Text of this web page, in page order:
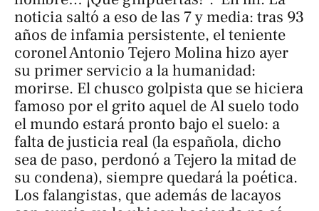
noticia saltó a eso de las 7 y media: tras 93
años de infamia persistente, el teniente
coronel Antonio Tejero Molina hizo ayer
su primer servicio a la humanidad:
morirse. El chusco golpista que se hiciera
famoso por el grito aquel deAl suelo todo
el mundo estará pronto bajo el suelo: a
falta de justicia real (la española, dicho
sea de paso, perdonó a Tejero la mitad de
su condena), siempre quedará la poética.
Los falangistas, que además de lacayos